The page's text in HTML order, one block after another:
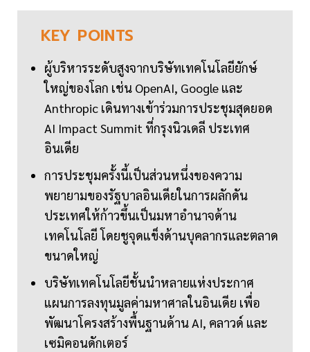
KEY POINTS
ผู้บริหารระดับสูงจากบริษัทเทคโนโลยียักษ์
ใหญ่ของโลก เช่น OpenAI, Google และ
Anthropic เดินทางเข้าร่วมการประชุมสุดยอด
AI Impact Summit ที่กรุงนิวเดลี ประเทศ
อินเดีย
การประชุมครั้งนี้เป็นส่วนหนึ่งของความ
พยายามของรัฐบาลอินเดียในการผลักดัน
ประเทศให้ก้าวขึ้นเป็นมหาอำนาจด้าน
เทคโนโลยี โดยชูจุดแข็งด้านบุคลากรและตลาด
ขนาดใหญ่
บริษัทเทคโนโลยีชั้นนำหลายแห่งประกาศ
แผนการลงทุนมูลค่ามหาศาลในอินเดีย เพื่อ
พัฒนาโครงสร้างพื้นฐานด้าน AI, คลาวด์ และ
เซมิคอนดักเตอร์